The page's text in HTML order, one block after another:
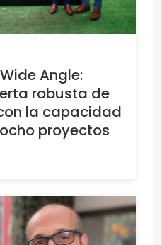
Angle:
robusta de
la capacidad
proyectos